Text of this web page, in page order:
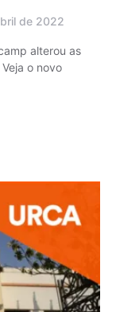
de 2022
alterou as
o novo